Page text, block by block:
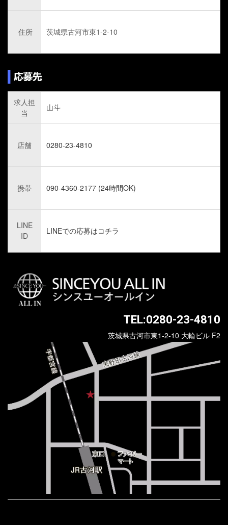
住所 茨城県古河市東1-2-10
求人担
当
山斗
店舗 0280-23-4810
携帯 090-4360-2177 (24時間OK)
LINE
ID
LINEでの応募はコチラ
TEL:0280-23-4810
茨城県古河市東1-2-10 大輪ビル F2